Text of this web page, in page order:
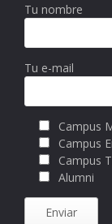
Tu nombre
Tu e-mail
Campus
Campus
Campus
Alumni